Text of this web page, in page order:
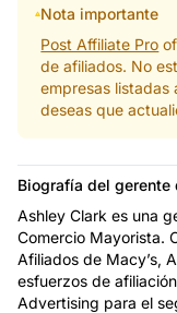
Nota importante
Post Affiliate Pro
de afiliados. No
empresas listadas
deseas que
Biografía del gerente
Ashley Clark es una
Comercio Mayorista.
Afiliados de Macy’s,
esfuerzos de
Advertising para el